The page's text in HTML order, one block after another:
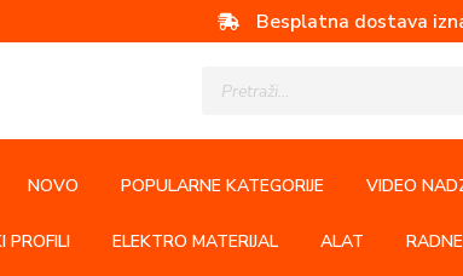
Besplatna dostava
NOVO POPULARNE KATEGORIJE VIDEO
PROFILI ELEKTRO MATERIJAL ALAT